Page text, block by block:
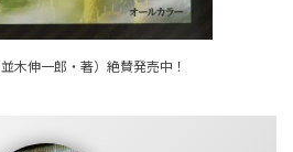
木伸一郎・著）絶賛発売中！